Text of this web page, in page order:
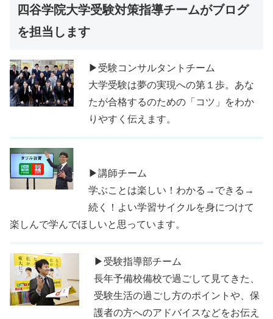
四谷学院大学受験対策指導チームがブログ
を担当します
▶受験コンサルタントチーム
大学受験は夢の実現への第１歩。あな
たが合格するのための「コツ」をわか
りやすく伝えます。
▶講師チーム
学ぶことは楽しい！わかる→できる→
続く！よい学習サイクルを身につけて
楽しんで学んでほしいと思っています。
▶受験指導部チーム
長年予備校備校で過ごして見てきた、
受験生活の過ごし方のポイントや、保
護者の方へのアドバイスなどをお伝え